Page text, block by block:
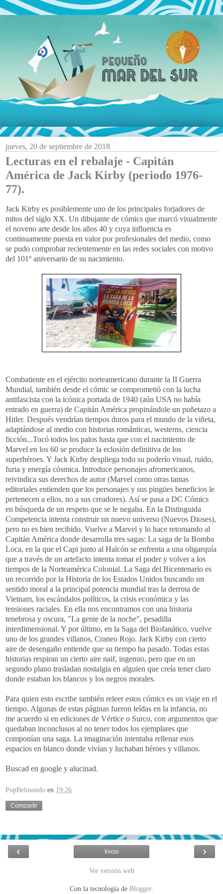
jueves, 20 de septiembre de 2018
Lecturas en el rebalaje - Capitán
América de Jack Kirby (periodo 1976-
77).
Jack Kirby es posiblemente uno de los principales forjadores de
mitos del siglo XX. Un dibujante de cómics que marcó visualmente
el noveno arte desde los años 40 y cuya influencia es
continuamente puesta en valor por profesionales del medio, como
se pudo comprobar recientemente en las redes sociales con motivo
del 101º aniversario de su nacimiento.
Combatiente en el ejército norteamericano durante la II Guerra
Mundial, también desde el cómic se comprometió con la lucha
antifascista con la icónica portada de 1940 (aún USA no había
entrado en guerra) de Capitán América propinándole un puñetazo a
Hitler. Después vendrían tiempos duros para el mundo de la viñeta,
adaptándose al medio con historias románticas, westerns, ciencia
ficción...Tocó todos los palos hasta que con el nacimiento de
Marvel en los 60 se produce la eclosión definitiva de los
superhéroes. Y Jack Kirby despliega todo su poderío visual, ruido,
furia y energía cósmica. Introduce personajes afromericanos,
reivindica sus derechos de autor (Marvel como otras tantas
editoriales entienden que los personajes y sus pingües beneficios le
pertenecen a ellos, no a sus creadores). Así se pasa a DC Cómics
en búsqueda de un respeto que se le negaba. En la Distinguida
Competencia intenta construir un nuevo universo (Nuevos Dioses),
pero no es bien recibido. Vuelve a Marvel y lo hace retomando al
Capitán América donde desarrolla tres sagas: La saga de la Bomba
Loca, en la que el Capi junto al Halcón se enfrenta a una oligarquía
que a través de un artefacto intenta tomar el poder y volver a los
tiempos de la Norteamérica Colonial. La Saga del Bicentenario es
un recorrido por la Historia de los Estados Unidos buscando un
sentido moral a la principal potencia mundial tras la derrota de
Vietnam, los escándalos políticos, la crisis económica y las
tensiones raciales. En ella nos encontramos con una historia
tenebrosa y oscura, "La gente de la noche", pesadilla
interdimensional. Y por último, en la Saga del Biofanático, vuelve
uno de los grandes villanos, Craneo Rojo. Jack Kirby con cierto
aire de desengaño entiende que su tiempo ha pasado. Todas estas
historias respiran un cierto aire naif, ingenuo, pero que en un
segundo plano trasladan nostalgia en alguien que creía tener claro
donde estaban los blancos y los negros morales.
Para quien esto escribe también releer estos cómics es un viaje en el
tiempo. Algunas de estas páginas fueron leídas en la infancia, no
me acuerdo si en ediciones de Vértice o Surco, con argumentos que
quedaban inconclusos al no tener todos los ejemplares que
componían una saga. La imaginación intentaba rellenar esos
espacios en blanco donde vivían y luchaban héroes y villanos.
Buscad en google y alucinad.
PopBelmondo en 19:26
Compartir
‹ ›
Inicio
Ver versión web
Con la tecnología de Blogger.